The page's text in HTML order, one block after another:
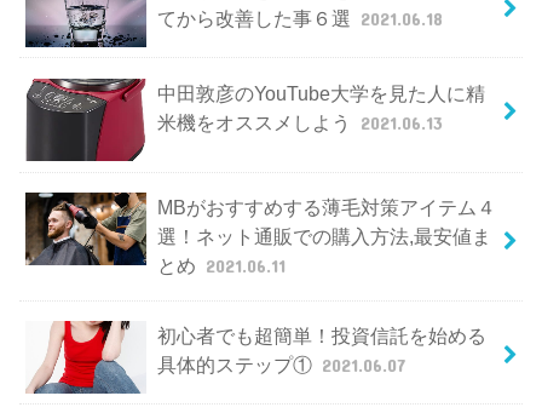
てから改善した事６選 2021.06.18
中田敦彦のYouTube大学を見た人に精
米機をオススメしよう
2021.06.13
MBがおすすめする薄毛対策アイテム４
選！ネット通販での購入方法,最安値ま
とめ 2021.06.11
初心者でも超簡単！投資信託を始める
具体的ステップ① 2021.06.07